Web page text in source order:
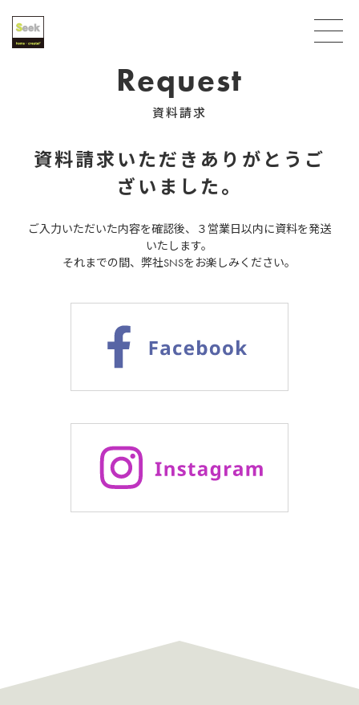
Request
資料請求
資料請求いただきありがとうご
ざいました。
ご入力いただいた内容を確認後、３営業日以内に資料を発送
いたします。
それまでの間、弊社SNSをお楽しみください。